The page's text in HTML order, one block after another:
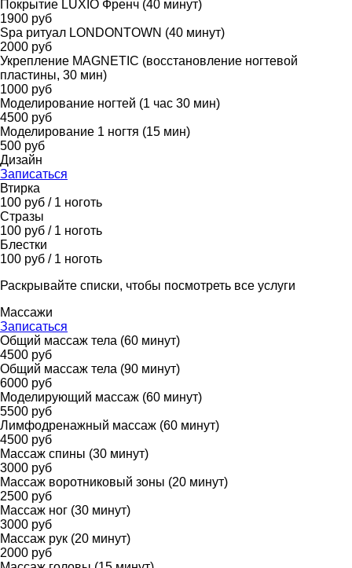
Покрытие LUXIO Френч (40 минут)
1900 руб
Spa ритуал LONDONTOWN (40 минут)
2000 руб
Укрепление MAGNETIC (восстановление ногтевой
пластины, 30 мин)
1000 руб
Моделирование ногтей (1 час 30 мин)
4500 руб
Моделирование 1 ногтя (15 мин)
500 руб
Дизайн
Записаться
Втирка
100 руб / 1 ноготь
Стразы
100 руб / 1 ноготь
Блестки
100 руб / 1 ноготь
Раскрывайте списки, чтобы посмотреть все услуги
Массажи
Записаться
Общий массаж тела (60 минут)
4500 руб
Общий массаж тела (90 минут)
6000 руб
Моделирующий массаж (60 минут)
5500 руб
Лимфодренажный массаж (60 минут)
4500 руб
Массаж спины (30 минут)
3000 руб
Массаж воротниковый зоны (20 минут)
2500 руб
Массаж ног (30 минут)
3000 руб
Массаж рук (20 минут)
2000 руб